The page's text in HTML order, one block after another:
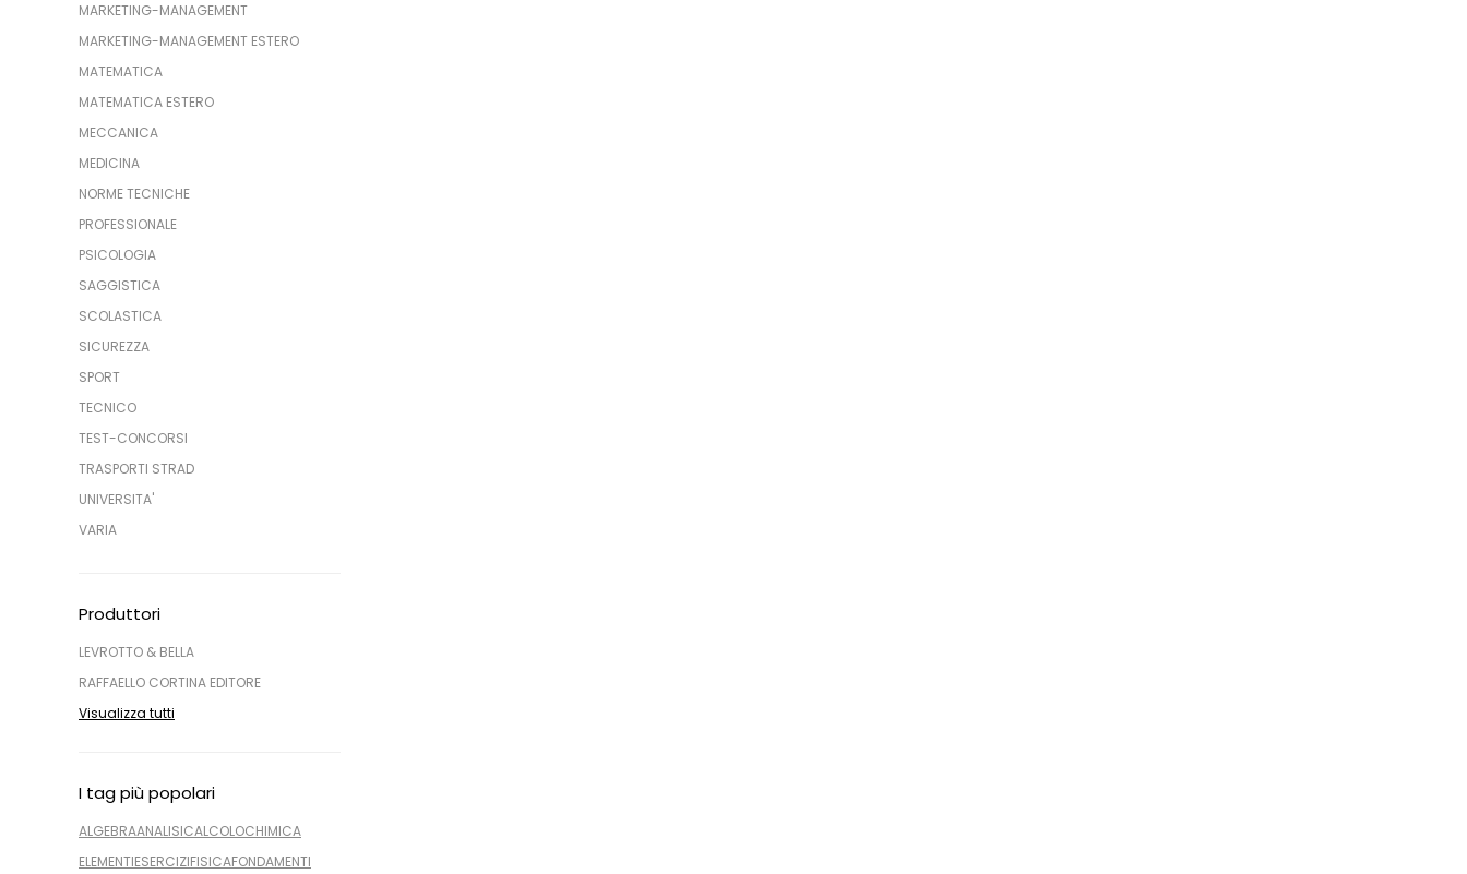
MARKETING-MANAGEMENT
MARKETING-MANAGEMENT ESTERO
MATEMATICA
MATEMATICA ESTERO
MECCANICA
MEDICINA
NORME TECNICHE
PROFESSIONALE
PSICOLOGIA
SAGGISTICA
SCOLASTICA
SICUREZZA
SPORT
TECNICO
TEST-CONCORSI
TRASPORTI STRAD
UNIVERSITA'
VARIA
Produttori
LEVROTTO & BELLA
RAFFAELLO CORTINA EDITORE
Visualizza tutti
I tag più popolari
ALGEBRAANALISICALCOLOCHIMICA
ELEMENTIESERCIZIFISICAFONDAMENTI